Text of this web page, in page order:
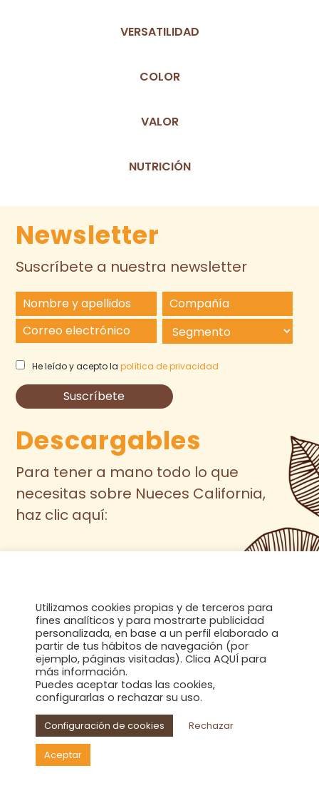
VERSATILIDAD
COLOR
VALOR
NUTRICIÓN
Newsletter
Suscríbete a nuestra newsletter
He leído y acepto lapolítica de privacidad
Descargables
Para tener a mano todo lo que
necesitas sobre Nueces California,
haz clic aquí:
Utilizamos cookies propias y de terceros para
fines analíticos y para mostrarte publicidad
personalizada, en base a un perfil elaborado a
partir de tus hábitos de navegación (por
ejemplo, páginas visitadas). Clica AQUÍ para
más información.
Puedes aceptar todas las cookies,
configurarlas o rechazar su uso.
Configuración de cookies Rechazar
Aceptar